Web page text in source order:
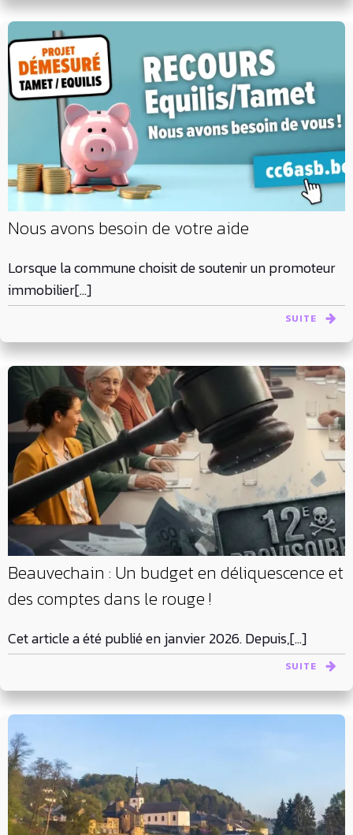
Nous avons besoin de votre aide
Lorsque la commune choisit de soutenir un promoteur
immobilier[…]
SUITE
Beauvechain : Un budget en déliquescence et
des comptes dans le rouge !
Cet article a été publié en janvier 2026. Depuis,[…]
SUITE